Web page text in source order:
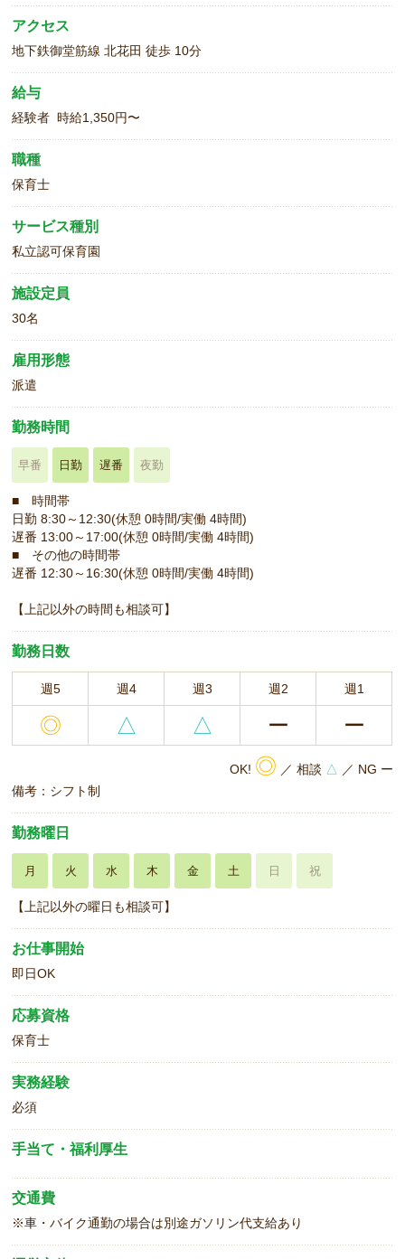
アクセス
地下鉄御堂筋線 北花田 徒歩 10分
給与
経験者 時給1,350円〜
職種
保育士
サービス種別
私立認可保育園
施設定員
30名
雇用形態
派遣
勤務時間
早番 日勤 遅番 夜勤
■ 時間帯
日勤 8:30～12:30(休憩 0時間/実働 4時間)
遅番 13:00～17:00(休憩 0時間/実働 4時間)
■ その他の時間帯
遅番 12:30～16:30(休憩 0時間/実働 4時間)
【上記以外の時間も相談可】
勤務日数
週5 週4 週3 週2 週1
◎ △ △ ー ー
OK! ◎ ／ 相談 △ ／ NG ー
備考：シフト制
勤務曜日
月 火 水 木 金 土 日 祝
【上記以外の曜日も相談可】
お仕事開始
即日OK
応募資格
保育士
実務経験
必須
手当て・福利厚生
交通費
※車・バイク通勤の場合は別途ガソリン代支給あり